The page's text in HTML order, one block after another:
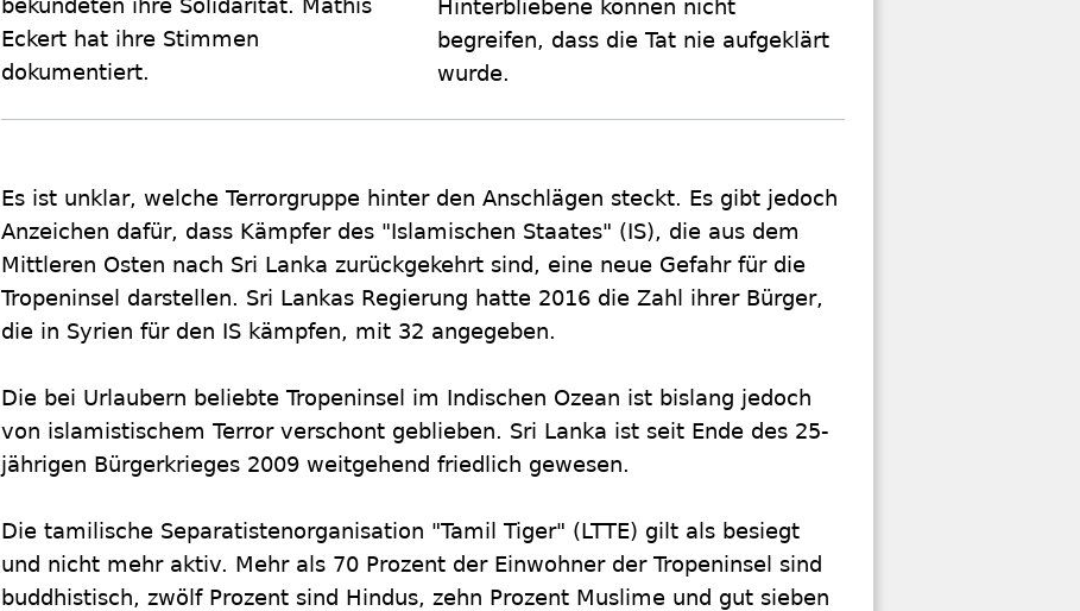
bekundeten ihre Solidarität. Mathis
Eckert hat ihre Stimmen
dokumentiert.
Hinterbliebene können nicht
begreifen, dass die Tat nie aufgeklärt
wurde.
Es ist unklar, welche Terrorgruppe hinter den Anschlägen steckt. Es gibt jedoch
Anzeichen dafür, dass Kämpfer des "Islamischen Staates" (IS), die aus dem
Mittleren Osten nach Sri Lanka zurückgekehrt sind, eine neue Gefahr für die
Tropeninsel darstellen. Sri Lankas Regierung hatte 2016 die Zahl ihrer Bürger,
die in Syrien für den IS kämpfen, mit 32 angegeben.
Die bei Urlaubern beliebte Tropeninsel im Indischen Ozean ist bislang jedoch
von islamistischem Terror verschont geblieben. Sri Lanka ist seit Ende des 25-
jährigen Bürgerkrieges 2009 weitgehend friedlich gewesen.
Die tamilische Separatistenorganisation "Tamil Tiger" (LTTE) gilt als besiegt
und nicht mehr aktiv. Mehr als 70 Prozent der Einwohner der Tropeninsel sind
buddhistisch, zwölf Prozent sind Hindus, zehn Prozent Muslime und gut sieben